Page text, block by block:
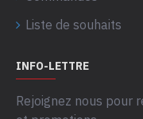
Liste de souhaits
INFO-LETTRE
Rejoignez nous pour